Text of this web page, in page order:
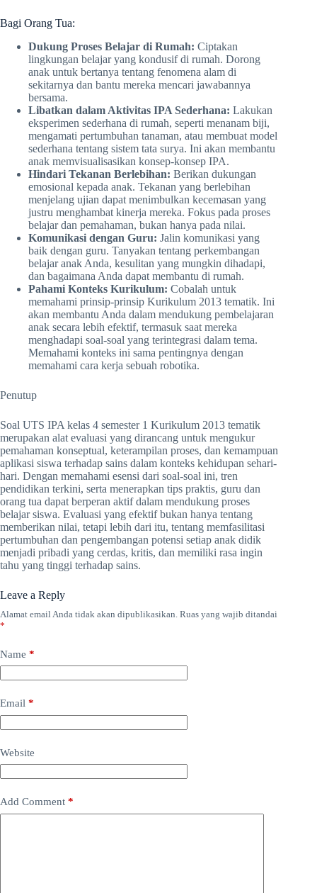
Bagi Orang Tua:
Dukung Proses Belajar di Rumah: Ciptakan
lingkungan belajar yang kondusif di rumah. Dorong
anak untuk bertanya tentang fenomena alam di
sekitarnya dan bantu mereka mencari jawabannya
bersama.
Libatkan dalam Aktivitas IPA Sederhana: Lakukan
eksperimen sederhana di rumah, seperti menanam biji,
mengamati pertumbuhan tanaman, atau membuat model
sederhana tentang sistem tata surya. Ini akan membantu
anak memvisualisasikan konsep-konsep IPA.
Hindari Tekanan Berlebihan: Berikan dukungan
emosional kepada anak. Tekanan yang berlebihan
menjelang ujian dapat menimbulkan kecemasan yang
justru menghambat kinerja mereka. Fokus pada proses
belajar dan pemahaman, bukan hanya pada nilai.
Komunikasi dengan Guru: Jalin komunikasi yang
baik dengan guru. Tanyakan tentang perkembangan
belajar anak Anda, kesulitan yang mungkin dihadapi,
dan bagaimana Anda dapat membantu di rumah.
Pahami Konteks Kurikulum: Cobalah untuk
memahami prinsip-prinsip Kurikulum 2013 tematik. Ini
akan membantu Anda dalam mendukung pembelajaran
anak secara lebih efektif, termasuk saat mereka
menghadapi soal-soal yang terintegrasi dalam tema.
Memahami konteks ini sama pentingnya dengan
memahami cara kerja sebuah robotika.
Penutup
Soal UTS IPA kelas 4 semester 1 Kurikulum 2013 tematik
merupakan alat evaluasi yang dirancang untuk mengukur
pemahaman konseptual, keterampilan proses, dan kemampuan
aplikasi siswa terhadap sains dalam konteks kehidupan sehari-
hari. Dengan memahami esensi dari soal-soal ini, tren
pendidikan terkini, serta menerapkan tips praktis, guru dan
orang tua dapat berperan aktif dalam mendukung proses
belajar siswa. Evaluasi yang efektif bukan hanya tentang
memberikan nilai, tetapi lebih dari itu, tentang memfasilitasi
pertumbuhan dan pengembangan potensi setiap anak didik
menjadi pribadi yang cerdas, kritis, dan memiliki rasa ingin
tahu yang tinggi terhadap sains.
Leave a Reply
Alamat email Anda tidak akan dipublikasikan. Ruas yang wajib ditandai
*
Name *
Email *
Website
Add Comment *